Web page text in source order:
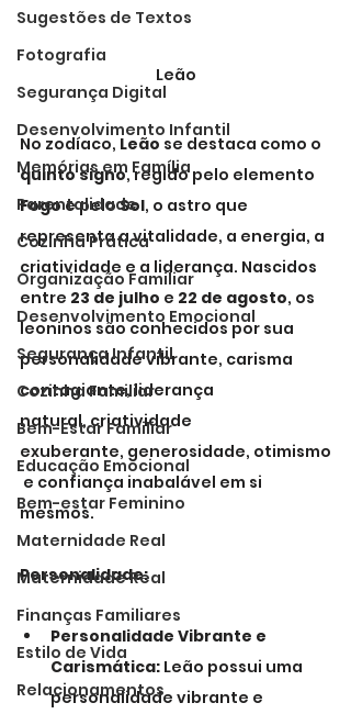
Sugestões de Textos
Fotografia
Segurança Digital
Desenvolvimento Infantil
Memórias em Família
Parentalidade
Cozinha Prática
Organização Familiar
Desenvolvimento Emocional
Segurança Infantil
Cozinha Familiar
Bem-Estar Familiar
Educação Emocional
Bem-estar Feminino
Maternidade Real
Maternidade Real
Finanças Familiares
Estilo de Vida
Relacionamentos
Leão
No zodíaco, Leão se destaca como o
quinto signo, regido pelo elemento
Fogo e pelo Sol, o astro que
representa a vitalidade, a energia, a
criatividade e a liderança. Nascidos
entre 23 de julho e 22 de agosto, os
leoninos são conhecidos por sua
personalidade vibrante, carisma
contagiante, liderança
natural, criatividade
exuberante, generosidade, otimismo
e confiança inabalável em si
mesmos.
Personalidade:
Personalidade Vibrante e
Carismática: Leão possui uma
personalidade vibrante e